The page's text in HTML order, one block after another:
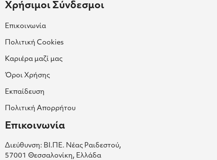
Χρήσιμοι Σύνδεσμοι
Επικοινωνία
Πολιτική Cookies
Καριέρα μαζί μας
Όροι Χρήσης
Εκπαίδευση
Πολιτική Απορρήτου
Επικοινωνία
Διεύθυνση: ΒΙ.ΠΕ. Νέας Ραιδεστού,
57001 Θεσσαλονίκη, Ελλάδα